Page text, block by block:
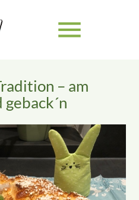
menu
SUCHEN
– am